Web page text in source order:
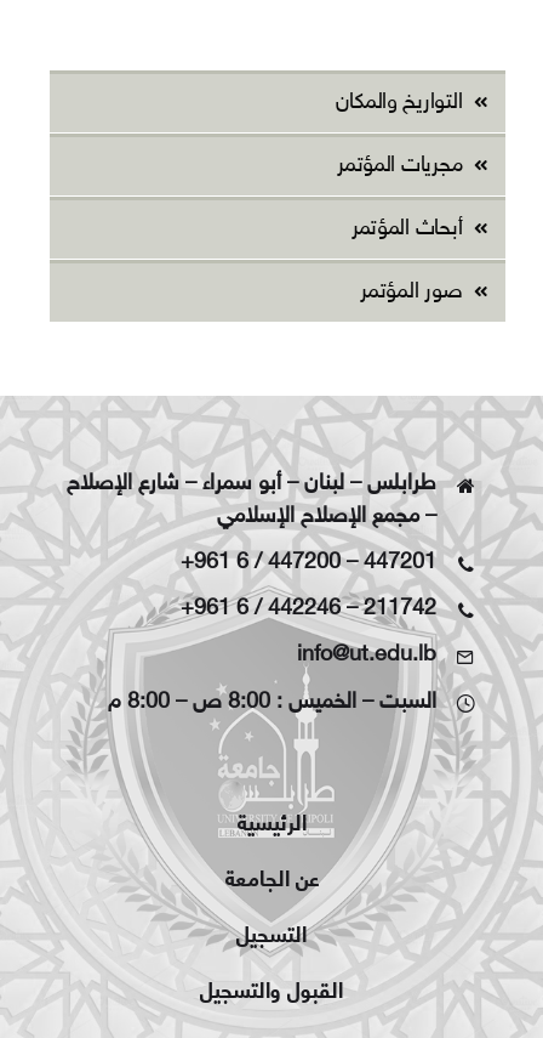
التواريخ والمكان
مجريات المؤتمر
أبحاث المؤتمر
صور المؤتمر
طرابلس – لبنان – أبو سمراء – شارع الإصلاح
– مجمع الإصلاح الإسلامي
+961 6 / 447200–447201
+961 6 / 442246–211742
info@ut.edu.lb
السبت – الخميس : 8:00 ص – 8:00 م
الرئيسية
عن الجامعة
التسجيل
القبول والتسجيل